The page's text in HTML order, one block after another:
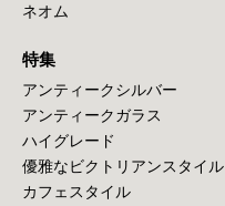
ネオム
特集
アンティークシルバー
アンティークガラス
ハイグレード
優雅なビクトリアンスタイル
カフェスタイル